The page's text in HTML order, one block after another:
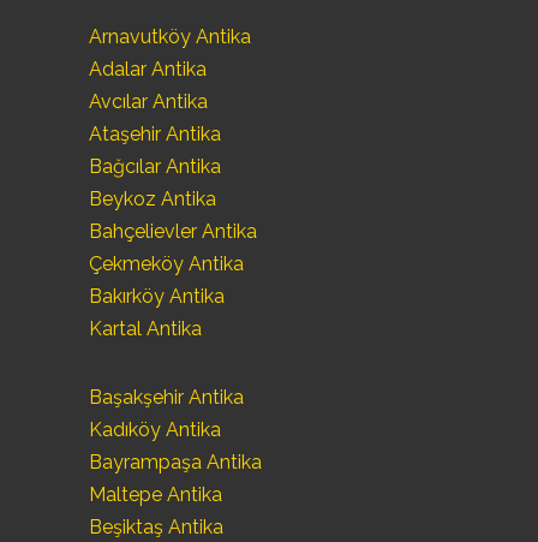
Arnavutköy Antika
Adalar Antika
Avcılar Antika
Ataşehir Antika
Bağcılar Antika
Beykoz Antika
Bahçelievler Antika
Çekmeköy Antika
Bakırköy Antika
Kartal Antika
Başakşehir Antika
Kadıköy Antika
Bayrampaşa Antika
Maltepe Antika
Beşiktaş Antika